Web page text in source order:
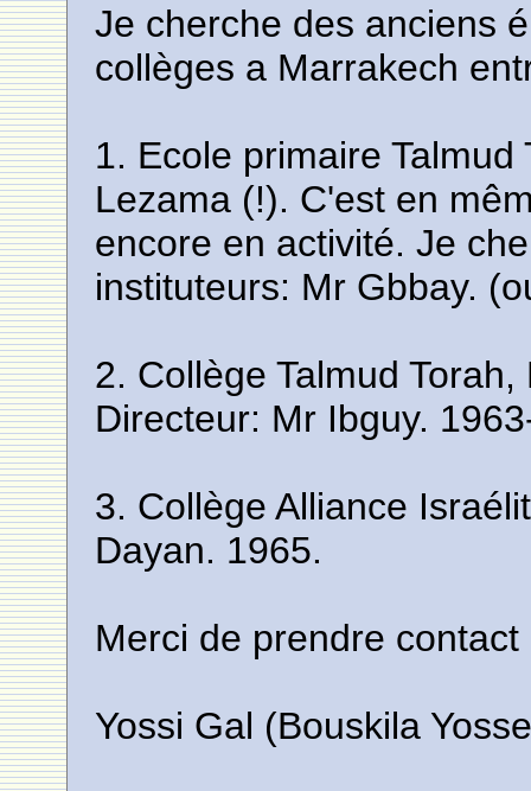
Je cherche des anciens
collèges a Marrakech
1. Ecole primaire
Lezama (!). C'est en
encore en activité. Je
instituteurs: Mr Gbbay.
2. Collège Talmud
Directeur: Mr Ibguy.
3. Collège Alliance
Dayan. 1965.
Merci de prendre
Yossi Gal (Bouskila